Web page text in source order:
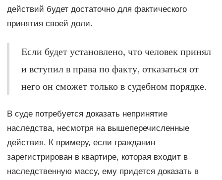
действий будет достаточно для фактического
принятия своей доли.
Если будет установлено, что человек принял
и вступил в права по факту, отказаться от
него он сможет только в судебном порядке.
В суде потребуется доказать непринятие
наследства, несмотря на вышеперечисленные
действия. К примеру, если гражданин
зарегистрирован в квартире, которая входит в
наследственную массу, ему придется доказать в